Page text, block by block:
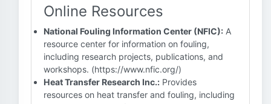
Online Resources
National Fouling Information Center (NFIC): A
resource center for information on fouling,
including research projects, publications, and
workshops. (https://www.nfic.org/)
Heat Transfer Research Inc.: Provides
resources on heat transfer and fouling, including